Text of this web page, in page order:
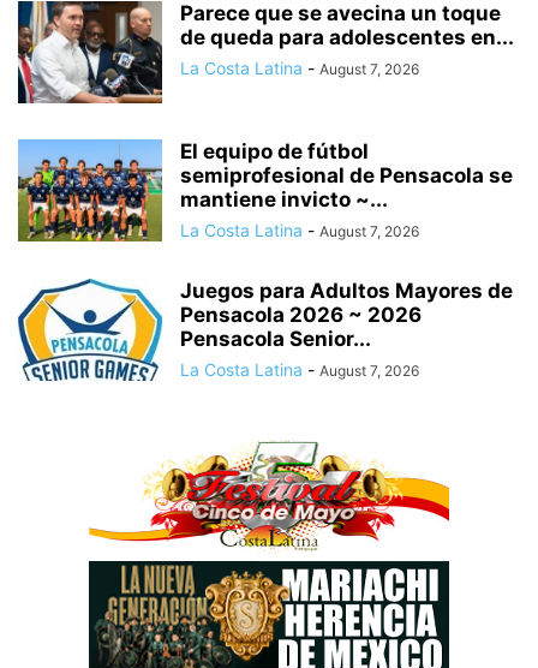
Parece que se avecina un toque
de queda para adolescentes en...
La Costa Latina - August 7, 2026
El equipo de fútbol
semiprofesional de Pensacola se
mantiene invicto ~...
La Costa Latina - August 7, 2026
Juegos para Adultos Mayores de
Pensacola 2026 ~ 2026
Pensacola Senior...
La Costa Latina - August 7, 2026